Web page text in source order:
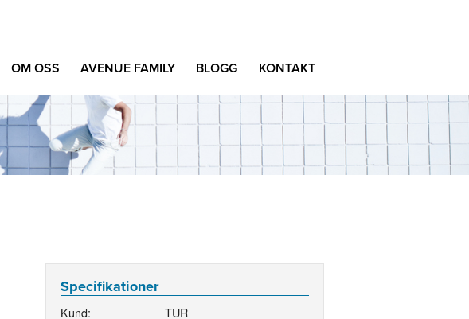
OM OSS AVENUE FAMILY BLOGG KONTAKT
Specifikationer
Kund:
TUR